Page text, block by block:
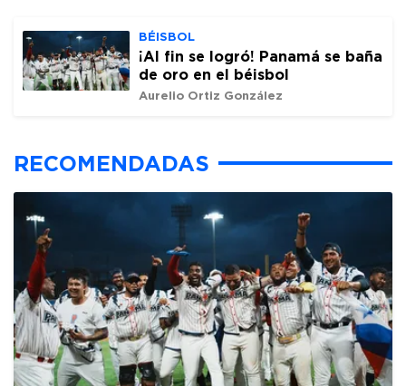
BÉISBOL
¡Al fin se logró! Panamá se baña
de oro en el béisbol
Aurelio Ortiz González
RECOMENDADAS